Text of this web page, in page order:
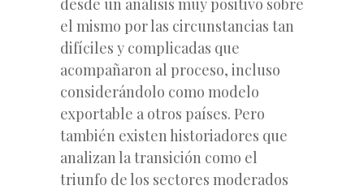
desde un análisis muy positivo sobre
el mismo por las circunstancias tan
difíciles y complicadas que
acompañaron al proceso, incluso
considerándolo como modelo
exportable a otros países. Pero
también existen historiadores que
analizan la transición como el
triunfo de los sectores moderados